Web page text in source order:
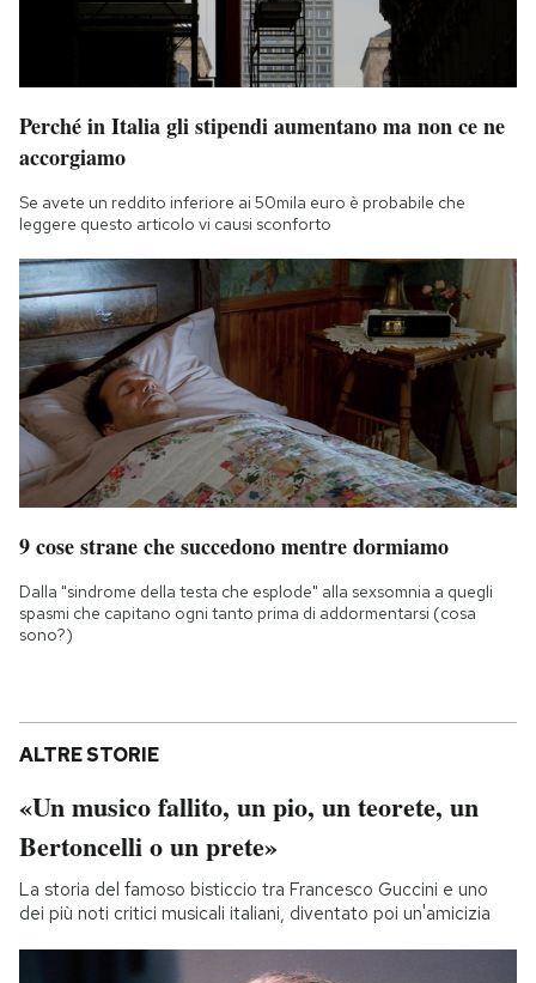
Perché in Italia gli stipendi aumentano ma non ce ne
accorgiamo
Se avete un reddito inferiore ai 50mila euro è probabile che
leggere questo articolo vi causi sconforto
9 cose strane che succedono mentre dormiamo
Dalla "sindrome della testa che esplode" alla sexsomnia a quegli
spasmi che capitano ogni tanto prima di addormentarsi (cosa
sono?)
ALTRE STORIE
«Un musico fallito, un pio, un teorete, un
Bertoncelli o un prete»
La storia del famoso bisticcio tra Francesco Guccini e uno
dei più noti critici musicali italiani, diventato poi un'amicizia